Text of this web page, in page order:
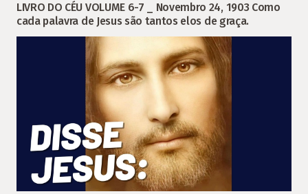
LIVRO DO CÉU VOLUME 6-7 _ Novembro 24, 1903 Como
cada palavra de Jesus são tantos elos de graça.